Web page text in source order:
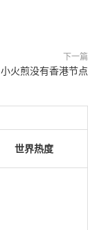
下一篇
小火煎没有香港节点
世界热度